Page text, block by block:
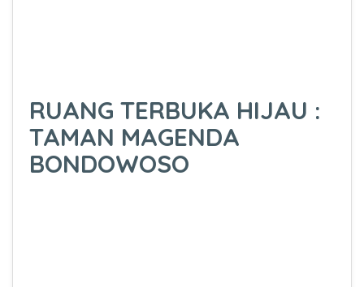
RUANG TERBUKA HIJAU :
TAMAN MAGENDA
BONDOWOSO